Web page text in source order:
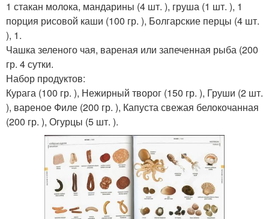
1 стакан молока, мандарины (4 шт. ), груша (1 шт. ), 1
порция рисовой каши (100 гр. ), Болгарские перцы (4 шт.
), 1.
Чашка зеленого чая, вареная или запеченная рыба (200
гр. 4 сутки.
Набор продуктов:
Курага (100 гр. ), Нежирный творог (150 гр. ), Груши (2 шт.
), вареное Филе (200 гр. ), Капуста свежая белокочанная
(200 гр. ), Огурцы (5 шт. ).